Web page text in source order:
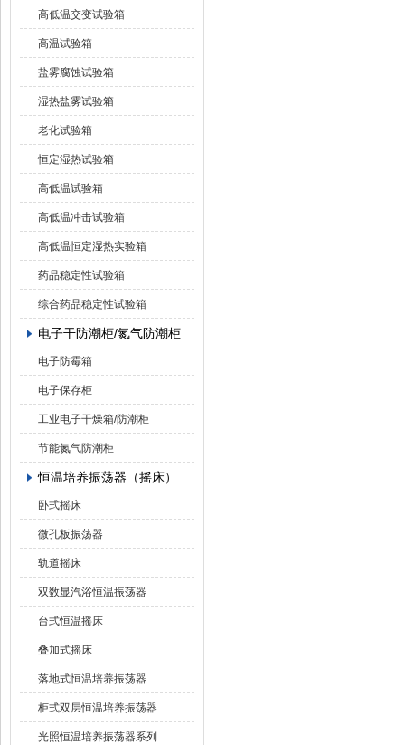
高低温交变试验箱
高温试验箱
盐雾腐蚀试验箱
湿热盐雾试验箱
老化试验箱
恒定湿热试验箱
高低温试验箱
高低温冲击试验箱
高低温恒定湿热实验箱
药品稳定性试验箱
综合药品稳定性试验箱
电子干防潮柜/氮气防潮柜
电子防霉箱
电子保存柜
工业电子干燥箱/防潮柜
节能氮气防潮柜
恒温培养振荡器（摇床）
卧式摇床
微孔板振荡器
轨道摇床
双数显汽浴恒温振荡器
台式恒温摇床
叠加式摇床
落地式恒温培养振荡器
柜式双层恒温培养振荡器
光照恒温培养振荡器系列